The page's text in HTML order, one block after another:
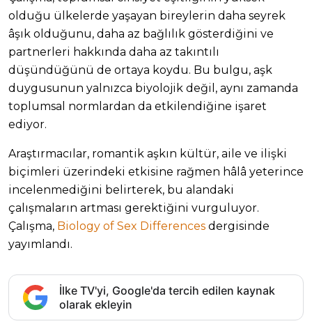
olduğu ülkelerde yaşayan bireylerin daha seyrek
âşık olduğunu, daha az bağlılık gösterdiğini ve
partnerleri hakkında daha az takıntılı
düşündüğünü de ortaya koydu. Bu bulgu, aşk
duygusunun yalnızca biyolojik değil, aynı zamanda
toplumsal normlardan da etkilendiğine işaret
ediyor.
Araştırmacılar, romantik aşkın kültür, aile ve ilişki
biçimleri üzerindeki etkisine rağmen hâlâ yeterince
incelenmediğini belirterek, bu alandaki
çalışmaların artması gerektiğini vurguluyor.
Çalışma, Biology of Sex Differences dergisinde
yayımlandı.
İlke TV'yi, Google'da tercih edilen kaynak
olarak ekleyin